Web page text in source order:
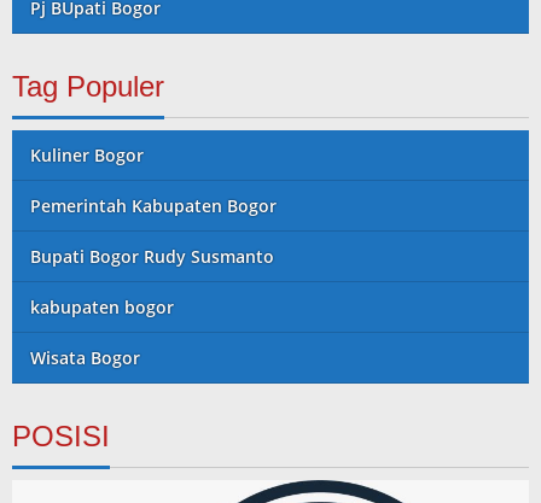
Pj BUpati Bogor
Tag Populer
Kuliner Bogor
Pemerintah Kabupaten Bogor
Bupati Bogor Rudy Susmanto
kabupaten bogor
Wisata Bogor
POSISI